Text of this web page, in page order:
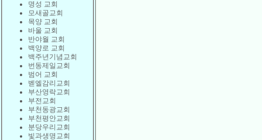
명성 교회
모새골교회
목양 교회
바울 교회
반야월 교회
백양로 교회
백주년기념교회
번동제일교회
범어 교회
벧엘감리교회
부산영락교회
부전교회
부천동광교회
부천평안교회
분당우리교회
빛과생명교회